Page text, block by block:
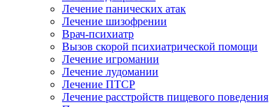
Лечение панических атак
Лечение шизофрении
Врач-психиатр
Вызов скорой психиатрической помощи
Лечение игромании
Лечение лудомании
Лечение ПТСР
Лечение расстройств пищевого поведения